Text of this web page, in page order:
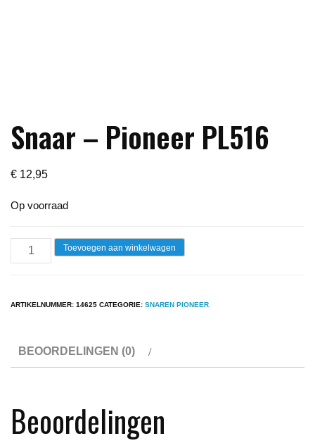
Snaar – Pioneer PL516
€ 12,95
Op voorraad
Snaar
-
PL516
Toevoegen aan winkelwagen
ARTIKELNUMMER: 14625 CATEGORIE: SNAREN PIONEER
BEOORDELINGEN (0)
Beoordelingen